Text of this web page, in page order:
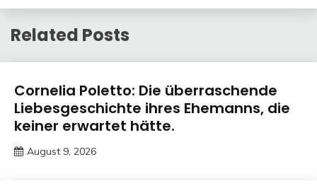
Related Posts
Trends
Cornelia Poletto: Die überraschende
Liebesgeschichte ihres Ehemanns, die
keiner erwartet hätte.
August 9, 2026